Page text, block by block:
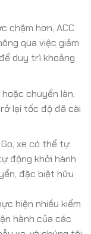
chậm hơn, ACC
qua việc giảm
duy trì khoảng
chuyển làn,
lại tốc độ đã cài
xe có thể tự
động khởi hành
đặc biệt hữu
hiện nhiều kiểm
hành của các